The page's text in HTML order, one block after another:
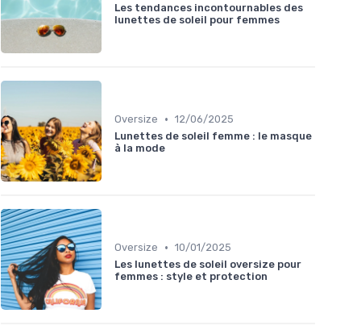
Les tendances incontournables des
lunettes de soleil pour femmes
Oversize • 12/06/2025
Lunettes de soleil femme : le masque
à la mode
Oversize • 10/01/2025
Les lunettes de soleil oversize pour
femmes : style et protection